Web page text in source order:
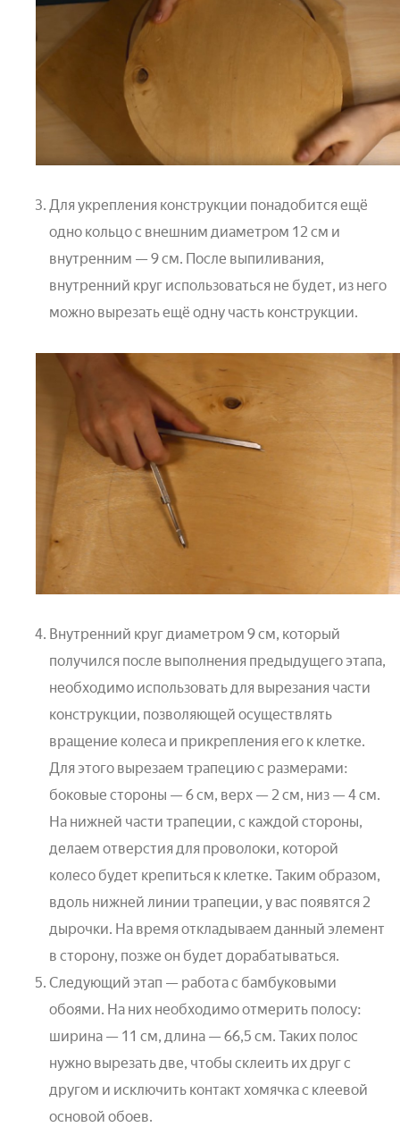
Для укрепления конструкции понадобится ещё
одно кольцо с внешним диаметром 12 см и
внутренним — 9 см. После выпиливания,
внутренний круг использоваться не будет, из него
можно вырезать ещё одну часть конструкции.
Внутренний круг диаметром 9 см, который
получился после выполнения предыдущего этапа,
необходимо использовать для вырезания части
конструкции, позволяющей осуществлять
вращение колеса и прикрепления его к клетке.
Для этого вырезаем трапецию с размерами:
боковые стороны — 6 см, верх — 2 см, низ — 4 см.
На нижней части трапеции, с каждой стороны,
делаем отверстия для проволоки, которой
колесо будет крепиться к клетке. Таким образом,
вдоль нижней линии трапеции, у вас появятся 2
дырочки. На время откладываем данный элемент
в сторону, позже он будет дорабатываться.
Следующий этап — работа с бамбуковыми
обоями. На них необходимо отмерить полосу:
ширина — 11 см, длина — 66,5 см. Таких полос
нужно вырезать две, чтобы склеить их друг с
другом и исключить контакт хомячка с клеевой
основой обоев.